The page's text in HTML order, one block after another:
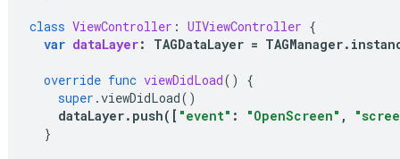
class ViewController : UIViewController {
var dataLayer: TAGDataLayer = TAGManager.
override func viewDidLoad()
{
super .viewDidLoad()
dataLayer. push([ "event" : "OpenScreen" ,
}